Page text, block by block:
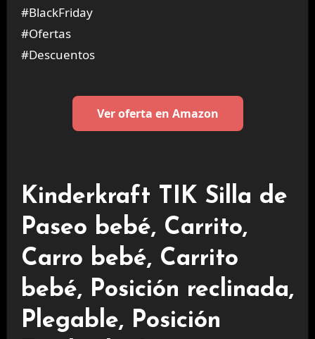
#BlackFriday
#Ofertas
#Descuentos
Ver oferta en Amazon
Kinderkraft TIK Silla de
Paseo bebé, Carrito,
Carro bebé, Carrito
bebé, Posición reclinada,
Plegable, Posición